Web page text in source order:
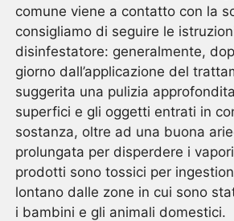
comune viene a contatto con la
consigliamo di seguire le
disinfestatore: generalmente,
giorno dall’applicazione del
suggerita una pulizia
superfici e gli oggetti entrati in
sostanza, oltre ad una buona
prolungata per disperdere i
prodotti sono tossici per
lontano dalle zone in cui sono
i bambini e gli animali domestici.